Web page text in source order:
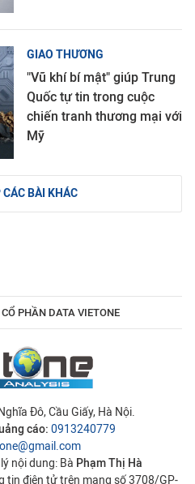
GIAO THƯƠNG
"Vũ khí bí mật" giúp Trung
Quốc tự tin trong cuộc
chiến tranh thương mại với
Mỹ
BÀI KHÁC
PHẦN DATA VIETONE
Đô, Cầu Giấy, Hà Nội.
cáo: 0913240779
nội dung: Bà Phạm Thị Hà
tin điện tử trên mạng số 3708/GP-